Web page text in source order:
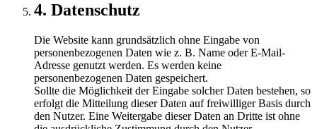
4. Datenschutz
Die Website kann grundsätzlich ohne Eingabe von
personenbezogenen Daten wie z. B. Name oder E-Mail-
Adresse genutzt werden. Es werden keine
personenbezogenen Daten gespeichert.
Sollte die Möglichkeit der Eingabe solcher Daten bestehen, so
erfolgt die Mitteilung dieser Daten auf freiwilliger Basis durch
den Nutzer. Eine Weitergabe dieser Daten an Dritte ist ohne